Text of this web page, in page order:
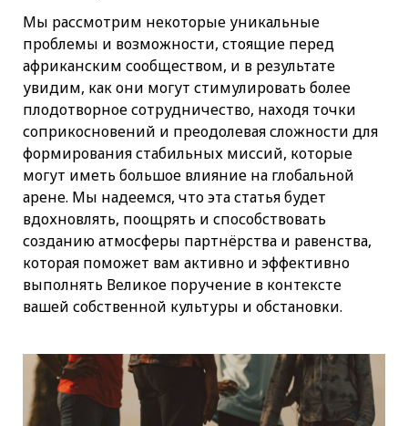
Мы рассмотрим некоторые уникальные
проблемы и возможности, стоящие перед
африканским сообществом, и в результате
увидим, как они могут стимулировать более
плодотворное сотрудничество, находя точки
соприкосновений и преодолевая сложности для
формирования стабильных миссий, которые
могут иметь большое влияние на глобальной
арене. Мы надеемся, что эта статья будет
вдохновлять, поощрять и способствовать
созданию атмосферы партнёрства и равенства,
которая поможет вам активно и эффективно
выполнять Великое поручение в контексте
вашей собственной культуры и обстановки.